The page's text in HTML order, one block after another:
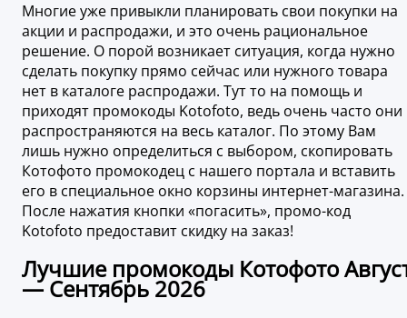
Многие уже привыкли планировать свои покупки на
акции и распродажи, и это очень рациональное
решение. О порой возникает ситуация, когда нужно
сделать покупку прямо сейчас или нужного товара
нет в каталоге распродажи. Тут то на помощь и
приходят промокоды Kotofoto, ведь очень часто они
распространяются на весь каталог. По этому Вам
лишь нужно определиться с выбором, скопировать
Котофото промокодец с нашего портала и вставить
его в специальное окно корзины интернет-магазина.
После нажатия кнопки «погасить», промо-код
Kotofoto предоставит скидку на заказ!
Лучшие промокоды Котофото
— Сентябрь 2026